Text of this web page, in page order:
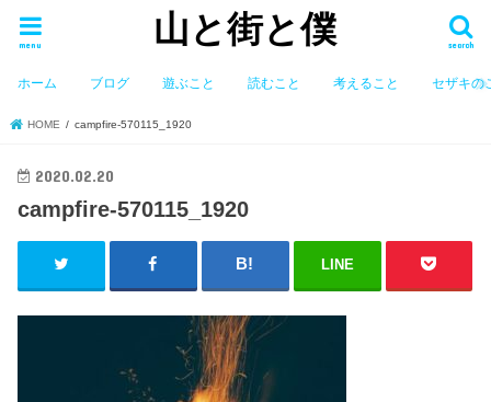
山と街と僕 search
menu
ホーム ブログ 遊ぶこと 読むこと 考えること セザキの
HOME campfire-570115_1920
2020.02.20
campfire-570115_1920
LINE